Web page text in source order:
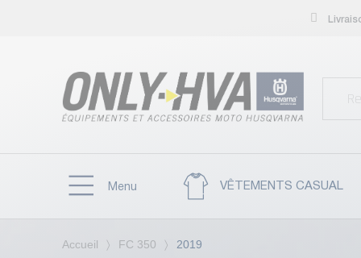
Menu VÊTEMENTS CASUAL
Accueil FC 350 2019